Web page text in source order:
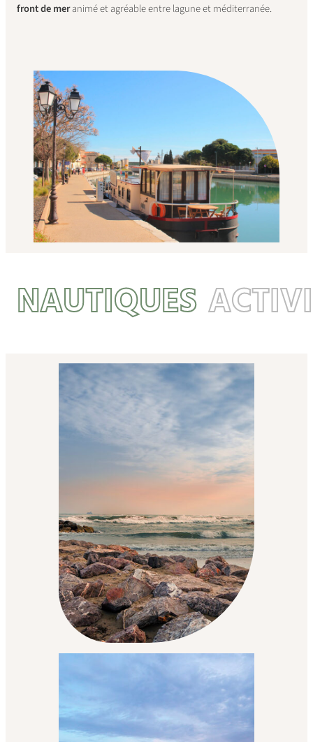
front de meranimé et agréable entre lagune et méditerranée.
NAUTIQUES